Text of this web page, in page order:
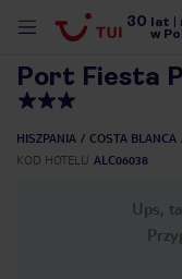
30 lat
w
Port Fiesta
HISZPANIA COSTA BLANCA
KOD HOTELU ALC06038
Ups,